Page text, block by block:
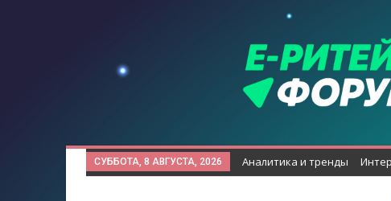
СУББОТА, 8 АВГУСТА, 2026 Аналитика и тренды